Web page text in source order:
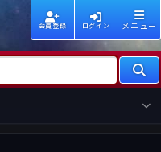
会員登録 ログイン メニュー